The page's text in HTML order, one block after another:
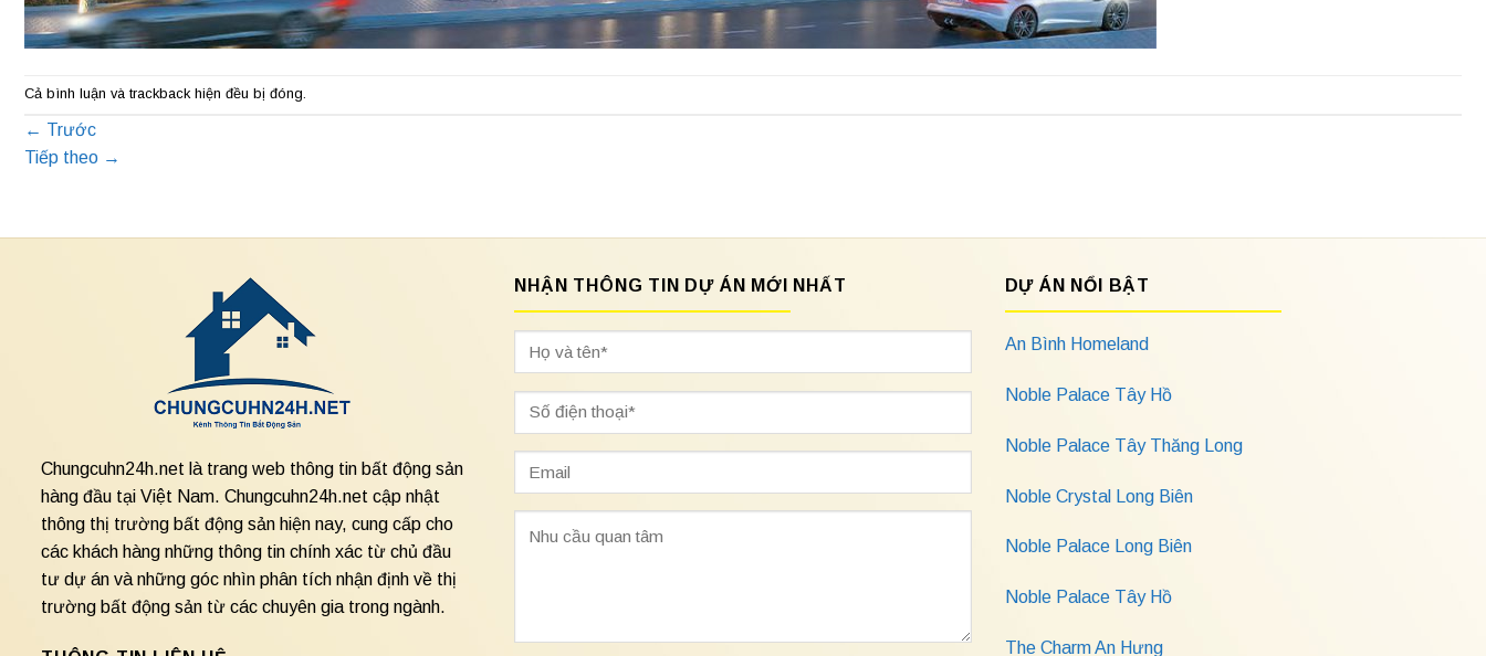
Cả bình luận và trackback hiện đều bị đóng.
← Trước
Tiếp theo →
Chungcuhn24h.net là trang web thông tin bất động sản
hàng đầu tại Việt Nam. Chungcuhn24h.net cập nhật
thông thị trường bất động sản hiện nay, cung cấp cho
các khách hàng những thông tin chính xác từ chủ đầu
tư dự án và những góc nhìn phân tích nhận định về thị
trường bất động sản từ các chuyên gia trong ngành.
NHẬN THÔNG TIN DỰ ÁN MỚI NHẤT DỰ ÁN NỔI BẬT
An Bình Homeland
Noble Palace Tây Hồ
Noble Palace Tây Thăng Long
Noble Crystal Long Biên
Noble Palace Long Biên
Noble Palace Tây Hồ
The Charm An Hưng